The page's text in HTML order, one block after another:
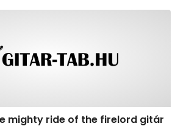
mighty ride of the firelord gitár